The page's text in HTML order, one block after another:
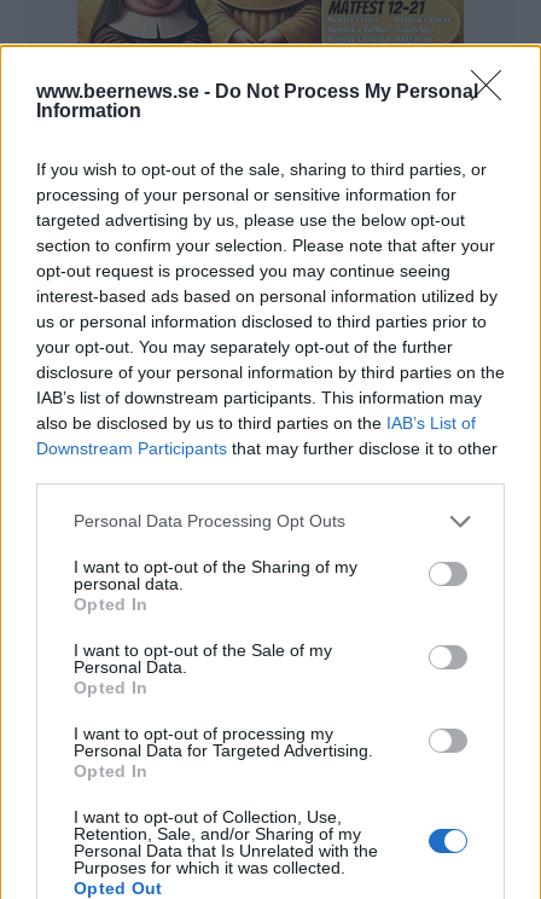
www.beernews.se - Do Not Process My Personal
Information
If you wish to opt-out of the sale, sharing to third parties, or
processing of your personal or sensitive information for
targeted advertising by us, please use the below opt-out
section to confirm your selection. Please note that after your
opt-out request is processed you may continue seeing
interest-based ads based on personal information utilized by
us or personal information disclosed to third parties prior to
your opt-out. You may separately opt-out of the further
disclosure of your personal information by third parties on the
IAB’s list of downstream participants. This information may
also be disclosed by us to third parties on the IAB’s List of
Downstream Participants that may further disclose it to other
Personal Data Processing Opt Outs
I want to opt-out of the Sharing of my
personal data.
Opted In
I want to opt-out of the Sale of my
Personal Data.
Opted In
I want to opt-out of processing my
Personal Data for Targeted Advertising.
Opted In
I want to opt-out of Collection, Use,
Retention, Sale, and/or Sharing of my
Personal Data that Is Unrelated with the
Purposes for which it was collected.
Opted Out
– Vi brygger båda i samma lokal. Jag står för
bryggeriet och han spökbrygger, sen kör vi puben
tillsammans, säger Patrik Fors på Fors Bryggeri.
Så här ser det ut i Fors Bryggeris pub.
kommer bara att vara öppet för medlemmar. Men
med tanke på att medlemsavgiften är tänkt att vara
100 kronor så är ju det inte ett oöverstigligt hinder.